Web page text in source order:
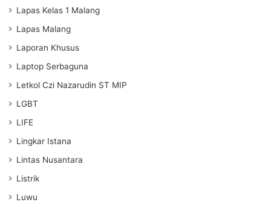
Lapas Kelas 1 Malang
Lapas Malang
Laporan Khusus
Laptop Serbaguna
Letkol Czi Nazarudin ST MIP
LGBT
LIFE
Lingkar Istana
Lintas Nusantara
Listrik
Luwu